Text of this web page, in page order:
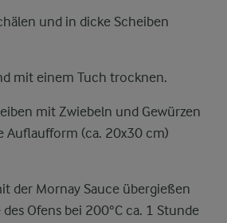
und in dicke Scheiben
mit einem Tuch trocknen.
mit Zwiebeln und Gewürzen
Auflaufform (ca. 20x30 cm)
der Mornay Sauce übergießen
Ofens bei 200°C ca. 1 Stunde